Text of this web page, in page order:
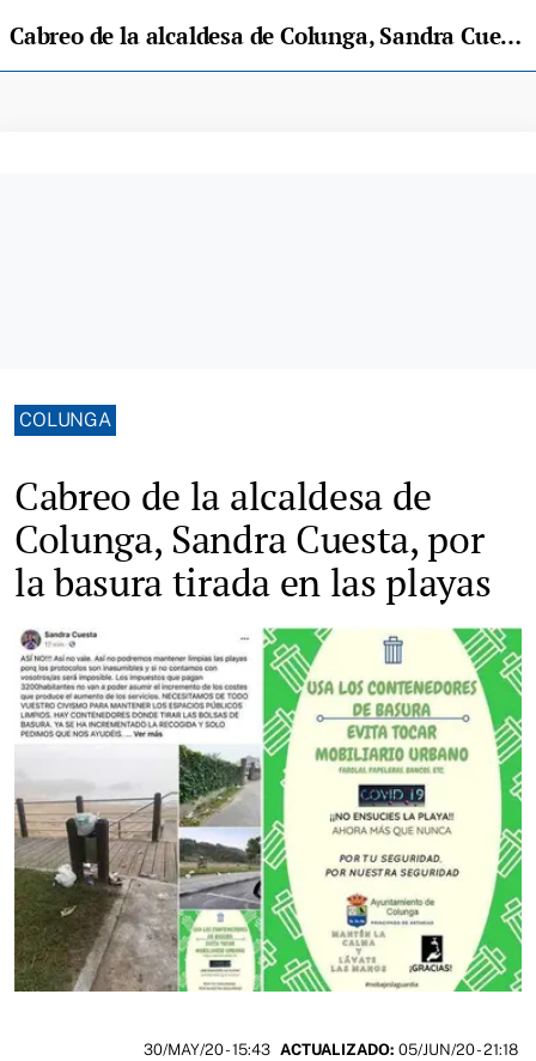
Cabreo de la alcaldesa de Colunga, Sandra Cuesta, por la basura tirada en las playas
COLUNGA
Cabreo de la alcaldesa de
Colunga, Sandra Cuesta, por
la basura tirada en las playas
30/MAY/20- 15:43 ACTUALIZADO: 05/JUN/20 - 21:18